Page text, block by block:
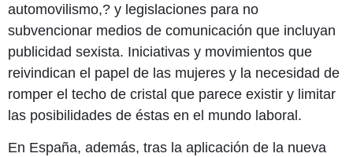
automovilismo,? y legislaciones para no
subvencionar medios de comunicación que incluyan
publicidad sexista. Iniciativas y movimientos que
reivindican el papel de las mujeres y la necesidad de
romper el techo de cristal que parece existir y limitar
las posibilidades de éstas en el mundo laboral.
En España, además, tras la aplicación de la nueva